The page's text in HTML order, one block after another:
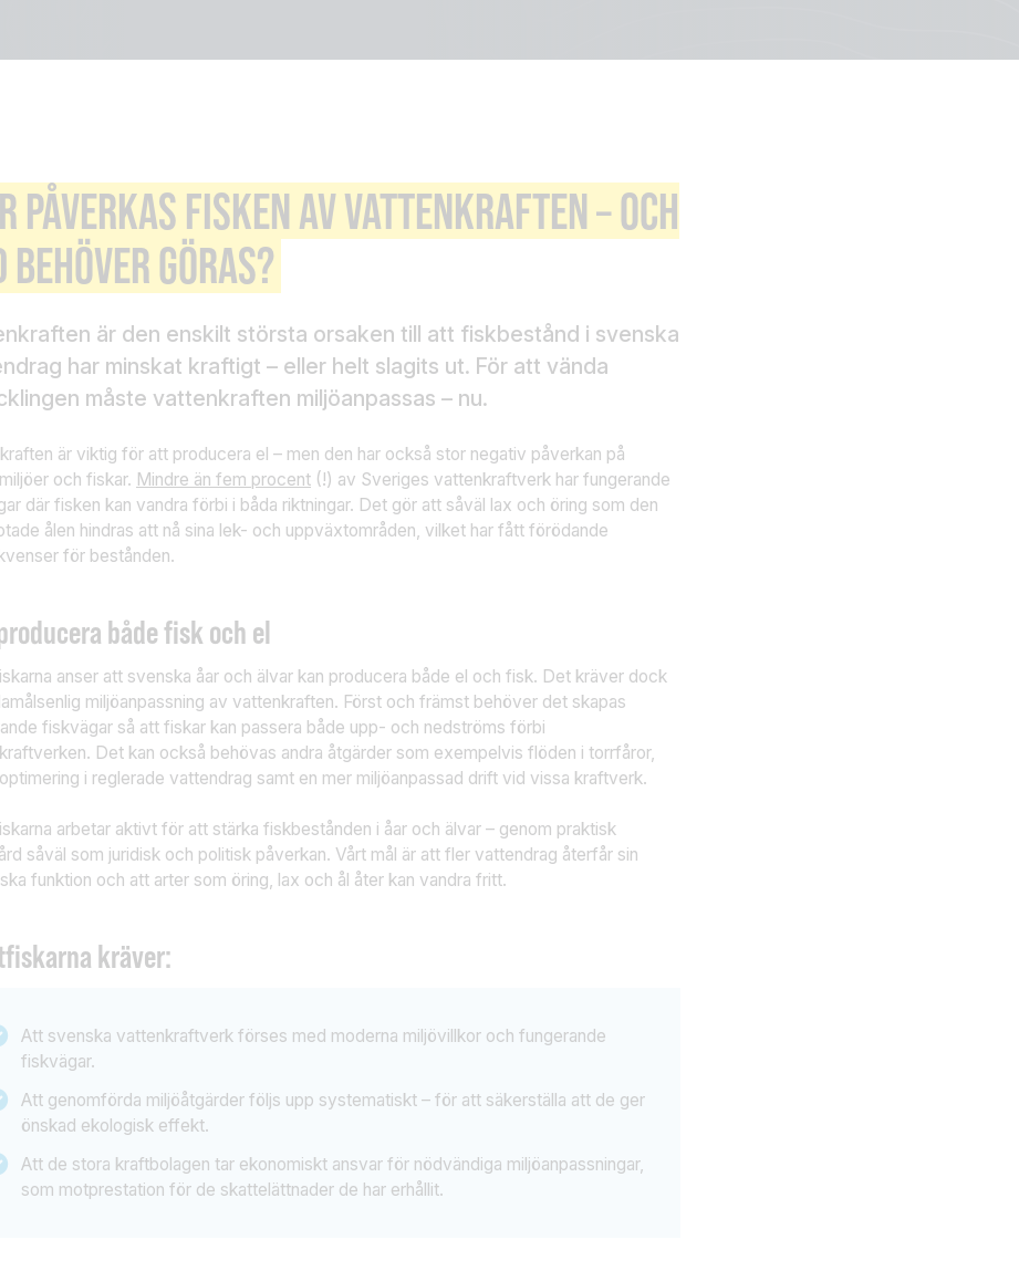
PÅVERKAS FISKEN AV VATTENKRAFTEN – OCH
BEHÖVER GÖRAS?
är den enskilt största orsaken till att fiskbestånd i svenska
har minskat kraftigt – eller helt slagits ut. För att vända
måste vattenkraften miljöanpassas – nu.
är viktig för att producera el – men den har också stor negativ påverkan på
och fiskar. Mindre än fem procent (!) av Sveriges vattenkraftverk har fungerande
där fisken kan vandra förbi i båda riktningar. Det gör att såväl lax och öring som den
ålen hindras att nå sina lek- och uppväxtområden, vilket har fått förödande
för bestånden.
både fisk och el
anser att svenska åar och älvar kan producera både el och fisk. Det kräver dock
miljöanpassning av vattenkraften. Först och främst behöver det skapas
fiskvägar så att fiskar kan passera både upp- och nedströms förbi
Det kan också behövas andra åtgärder som exempelvis flöden i torrfåror,
i reglerade vattendrag samt en mer miljöanpassad drift vid vissa kraftverk.
arbetar aktivt för att stärka fiskbestånden i åar och älvar – genom praktisk
såväl som juridisk och politisk påverkan. Vårt mål är att fler vattendrag återfår sin
funktion och att arter som öring, lax och ål åter kan vandra fritt.
kräver:
Att svenska vattenkraftverk förses med moderna miljövillkor och fungerande
fiskvägar.
Att genomförda miljöåtgärder följs upp systematiskt – för att säkerställa att de ger
önskad ekologisk effekt.
Att de stora kraftbolagen tar ekonomiskt ansvar för nödvändiga miljöanpassningar,
som motprestation för de skattelättnader de har erhållit.